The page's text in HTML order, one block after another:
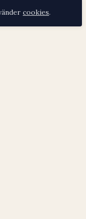
cookies.